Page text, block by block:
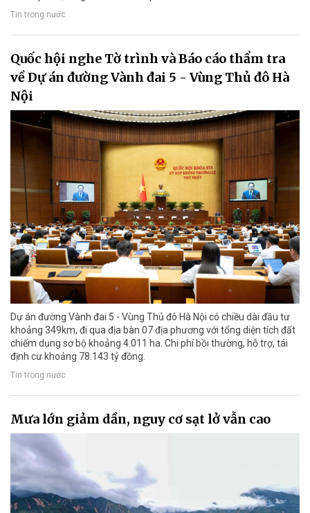
Tin trong nước
Quốc hội nghe Tờ trình và Báo cáo thẩm tra
về Dự án đường Vành đai 5 - Vùng Thủ đô Hà
Nội
Dự án đường Vành đai 5 - Vùng Thủ đô Hà Nội có chiều dài đầu tư
khoảng 349km, đi qua địa bàn 07 địa phương với tổng diện tích đất
chiếm dụng sơ bộ khoảng 4.011 ha. Chi phí bồi thường, hỗ trợ, tái
định cư khoảng 78.143 tỷ đồng.
Tin trong nước
Mưa lớn giảm dần, nguy cơ sạt lở vẫn cao